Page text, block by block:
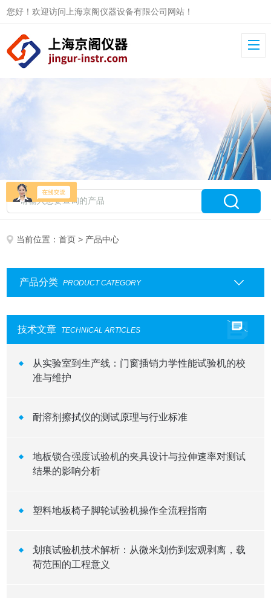
您好！欢迎访问上海京阁仪器设备有限公司网站！
当前位置：首页 > 产品中心
产品分类 PRODUCT CATEGORY
技术文章 TECHNICAL ARTICLES
从实验室到生产线：门窗插销力学性能试验机的校
准与维护
耐溶剂擦拭仪的测试原理与行业标准
地板锁合强度试验机的夹具设计与拉伸速率对测试
结果的影响分析
塑料地板椅子脚轮试验机操作全流程指南
划痕试验机技术解析：从微米划伤到宏观剥离，载
荷范围的工程意义